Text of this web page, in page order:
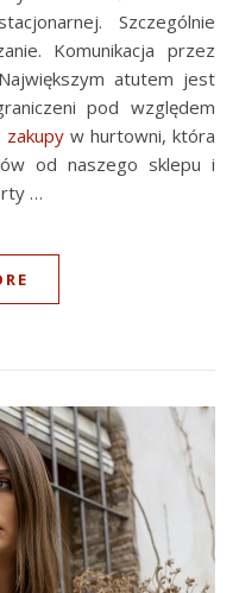
Szczególnie
Komunikacja przez
atutem jest
pod względem
zakupyw hurtowni, która
od naszego sklepu i
…